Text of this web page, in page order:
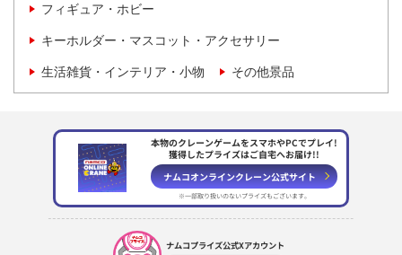
フィギュア・ホビー
キーホルダー・マスコット・アクセサリー
生活雑貨・インテリア・小物 その他景品
本物のクレーンゲームをスマホやPCでプレイ!
獲得したプライズはご自宅へお届け!!
ナムコオンラインクレーン公式サイト
※一部取り扱いのないプライズもございます。
ナムコプライズ公式Xアカウント